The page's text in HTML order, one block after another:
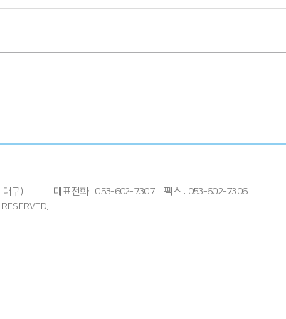
대구)
대표전화 : 053-602-7307
팩스 : 053-602-7306